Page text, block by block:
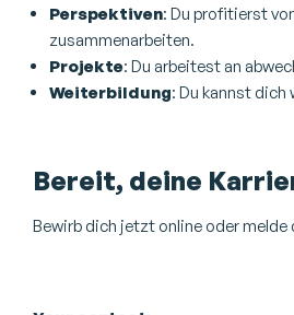
Perspektiven: Du profitierst
zusammenarbeiten.
Projekte: Du arbeitest an
Weiterbildung: Du kannst
Bereit, deine
Bewirb dich jetzt online oder melde